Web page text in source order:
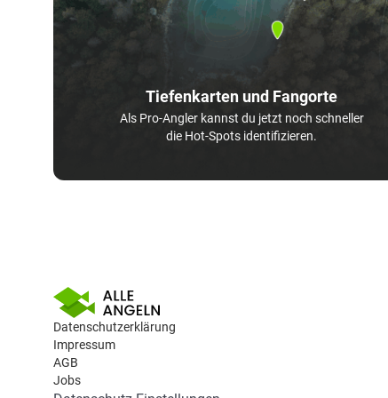
Tiefenkarten und Fangorte
Als Pro-Angler kannst du jetzt noch schneller
die Hot-Spots identifizieren.
Datenschutzerklärung
Impressum
AGB
Jobs